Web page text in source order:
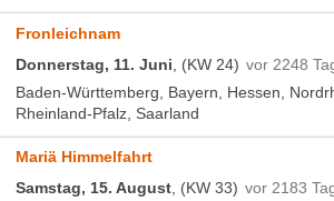
Fronleichnam
Donnerstag, 11. Juni , (KW 24) vor 2248
Baden-Württemberg, Bayern, Hessen,
Rheinland-Pfalz, Saarland
Mariä Himmelfahrt
Samstag, 15. August, (KW 33) vor 2183